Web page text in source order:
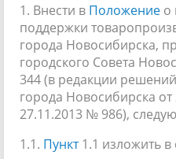
1. Внести в Положение о
поддержки
города Новосибирска,
городского Совета
344 (в редакции
города Новосибирска
27.11.2013 № 986),
1.1. Пункт1.1 изложить